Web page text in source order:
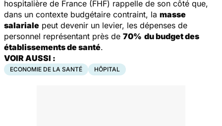
hospitalière de France (FHF) rappelle de son côté que,
dans un contexte budgétaire contraint, la masse
salariale peut devenir un levier, les dépenses de
personnel représentant près de 70% du budget des
établissements de santé.
VOIR AUSSI :
ECONOMIE DE LA SANTÉ HÔPITAL